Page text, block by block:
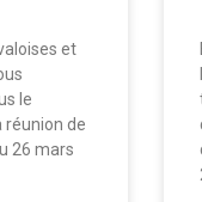
et
le
réunion de
26 mars